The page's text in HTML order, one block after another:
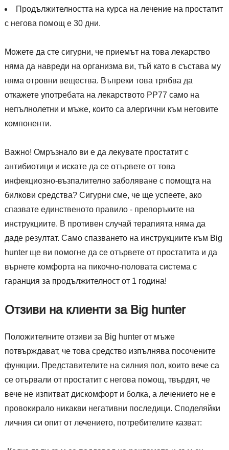
Продължителността на курса на лечение на простатит
с негова помощ е 30 дни.
Можете да сте сигурни, че приемът на това лекарство
няма да навреди на организма ви, тъй като в състава му
няма отровни вещества. Въпреки това трябва да
откажете употребата на лекарството РР77 само на
непълнолетни и мъже, които са алергични към неговите
компоненти.
Важно! Омръзнало ви е да лекувате простатит с
антибиотици и искате да се отървете от това
инфекциозно-възпалително заболяване с помощта на
билкови средства? Сигурни сме, че ще успеете, ако
спазвате единственото правило - препоръките на
инструкциите. В противен случай терапията няма да
даде резултат. Само спазването на инструкциите към Big
hunter ще ви помогне да се отървете от простатита и да
върнете комфорта на пикочно-половата система с
гаранция за продължителност от 1 година!
Отзиви на клиенти за Big hunter
Положителните отзиви за Big hunter от мъже
потвърждават, че това средство изпълнява посочените
функции. Представителите на силния пол, които вече са
се отървали от простатит с негова помощ, твърдят, че
вече не изпитват дискомфорт и болка, а лечението не е
провокирало никакви негативни последици. Споделяйки
личния си опит от лечението, потребителите казват: